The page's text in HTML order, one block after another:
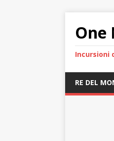
One
Incursioni
RE DEL